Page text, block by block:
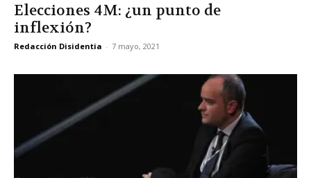
Elecciones 4M: ¿un punto de
inflexión?
Redacción Disidentia - 7 mayo, 2021